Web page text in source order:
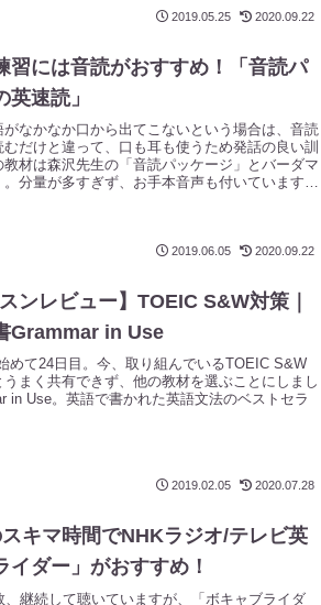
2019.05.25 2020.09.22
習には音読がおすすめ！「音読パ
速読」
なかなか口から出てこないという場合は、音読
だけと違って、口も耳も使うため発話の良い訓
材は森沢先生の「音読パッケージ」とバーダマ
分量が多すぎず、お手本音声も付いています。
2019.06.05 2020.09.22
ンレビュー】TOEIC S&W対策｜
Grammar in Use
めて24日目。今、取り組んでいるTOEIC S&W
まく共有できず、他の教材を選ぶことにしまし
in Use。英語で書かれた英語文法のベストセラ
2019.02.05 2020.07.28
キマ時間でNHKラジオ/テレビ英
ダー」がおすすめ！
継続して聴いていますが、「ボキャブライダ